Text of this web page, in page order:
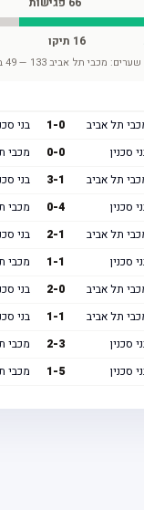
16תיקו
מכבי תל אביב133
—
49
תל אביב 1- בני סכנין
סכנין 0- מכבי
תל אביב 3 בני סכנין
סכנין 0- מכבי
תל אביב 2 בני סכנין
סכנין 1 מכבי
תל אביב 2- בני סכנין
תל אביב 1 בני סכנין
סכנין 2- מכבי
סכנין 1- מכבי